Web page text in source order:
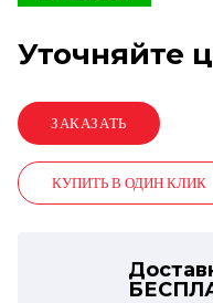
Уточняйте
КУПИТЬ В ОДИН КЛИК